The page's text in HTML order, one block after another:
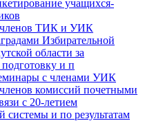
учащихся-
членов ТИК и УИК
Избирательной
области за
и п
с членами УИК
комиссий почетными
с 20-летием
системы и по результатам